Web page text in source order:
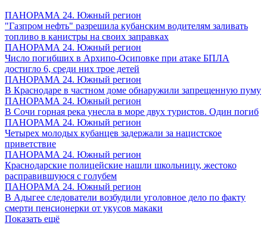
ПАНОРАМА 24. Южный регион
"Газпром нефть" разрешила кубанским водителям заливать
топливо в канистры на своих заправках
ПАНОРАМА 24. Южный регион
Число погибших в Архипо-Осиповке при атаке БПЛА
достигло 6, среди них трое детей
ПАНОРАМА 24. Южный регион
В Краснодаре в частном доме обнаружили запрещенную пуму
ПАНОРАМА 24. Южный регион
В Сочи горная река унесла в море двух туристов. Один погиб
ПАНОРАМА 24. Южный регион
Четырех молодых кубанцев задержали за нацистское
приветствие
ПАНОРАМА 24. Южный регион
Краснодарские полицейские нашли школьницу, жестоко
расправившуюся с голубем
ПАНОРАМА 24. Южный регион
В Адыгее следователи возбудили уголовное дело по факту
смерти пенсионерки от укусов макаки
Показать ещё